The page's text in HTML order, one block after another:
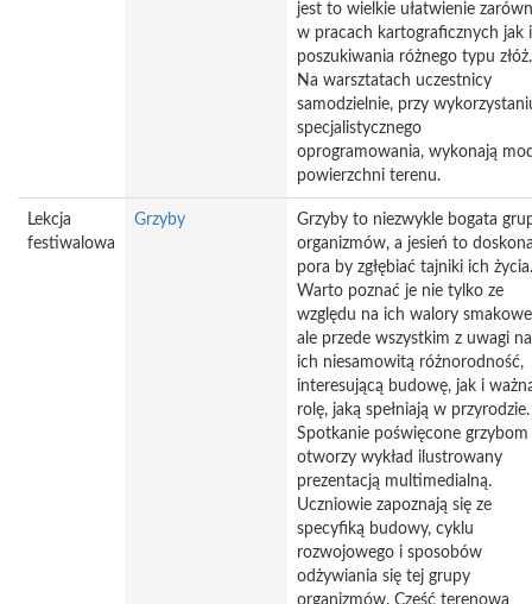
jest to wielkie ułatwienie
w pracach kartograficznych jak i
poszukiwania różnego typu złóż.
Na warsztatach uczestnicy
samodzielnie, przy
specjalistycznego
oprogramowania, wykonają
powierzchni terenu.
Lekcja
festiwalowa
Grzyby
Grzyby to niezwykle bogata
organizmów, a jesień to
pora by zgłębiać tajniki ich życia.
Warto poznać je nie tylko ze
względu na ich walory
ale przede wszystkim z uwagi na
ich niesamowitą różnorodność,
interesującą budowę, jak i
rolę, jaką spełniają w przyrodzie.
Spotkanie poświęcone grzybom
otworzy wykład ilustrowany
prezentacją multimedialną.
Uczniowie zapoznają się ze
specyfiką budowy, cyklu
rozwojowego i sposobów
odżywiania się tej grupy
organizmów. Część terenowa